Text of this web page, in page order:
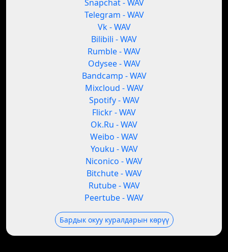
Snapchat - WAV
Telegram - WAV
Vk - WAV
Bilibili - WAV
Rumble - WAV
Odysee - WAV
Bandcamp - WAV
Mixcloud - WAV
Spotify - WAV
Flickr - WAV
Ok.Ru - WAV
Weibo - WAV
Youku - WAV
Niconico - WAV
Bitchute - WAV
Rutube - WAV
Peertube - WAV
Бардык окуу куралдарын көрүү